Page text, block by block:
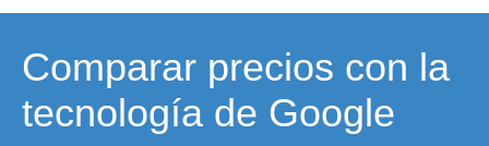
Comparar precios con la
tecnología de Google